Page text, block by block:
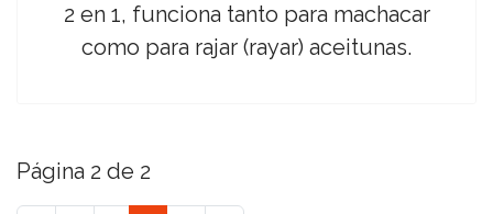
2 en 1, funciona tanto para machacar
como para rajar (rayar) aceitunas.
Página 2 de 2